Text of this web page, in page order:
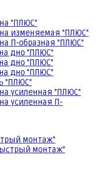
"ПЛЮС"
изменяемая "ПЛЮС"
П-образная "ПЛЮС"
дно "ПЛЮС"
дно "ПЛЮС"
дно "ПЛЮС"
"ПЛЮС"
усиленная "ПЛЮС"
усиленная П-
монтаж"
монтаж"